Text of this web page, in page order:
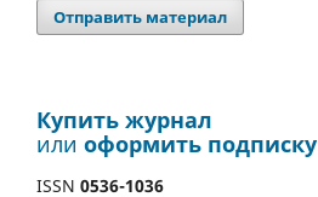
Отправить материал
Купить журнал
или оформить подписку
ISSN 0536-1036